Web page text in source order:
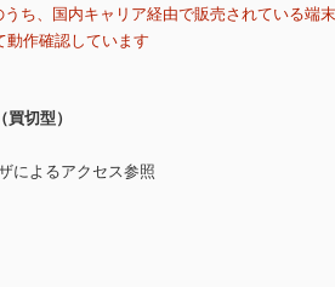
ち、国内キャリア経由で販売されている端
動作確認しています
切型）
によるアクセス参照